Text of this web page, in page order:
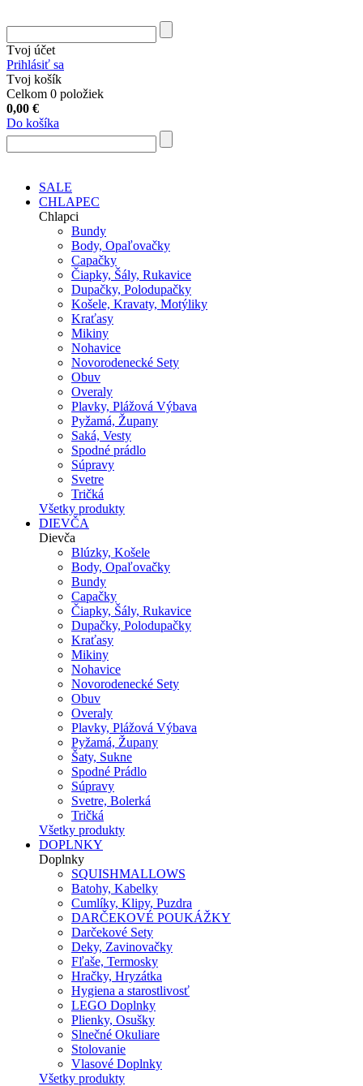
Tvoj účet
Prihlásiť sa
Tvoj košík
Celkom 0 položiek
0,00 €
Do košíka
SALE
CHLAPEC
Chlapci
Bundy
Body, Opaľovačky
Capačky
Čiapky, Šály, Rukavice
Dupačky, Polodupačky
Košele, Kravaty, Motýliky
Kraťasy
Mikiny
Nohavice
Novorodenecké Sety
Obuv
Overaly
Plavky, Plážová Výbava
Pyžamá, Župany
Saká, Vesty
Spodné prádlo
Súpravy
Svetre
Tričká
Všetky produkty
DIEVČA
Dievča
Blúzky, Košele
Body, Opaľovačky
Bundy
Capačky
Čiapky, Šály, Rukavice
Dupačky, Polodupačky
Kraťasy
Mikiny
Nohavice
Novorodenecké Sety
Obuv
Overaly
Plavky, Plážová Výbava
Pyžamá, Župany
Šaty, Sukne
Spodné Prádlo
Súpravy
Svetre, Bolerká
Tričká
Všetky produkty
DOPLNKY
Doplnky
SQUISHMALLOWS
Batohy, Kabelky
Cumlíky, Klipy, Puzdra
DARČEKOVÉ POUKÁŽKY
Darčekové Sety
Deky, Zavinovačky
Fľaše, Termosky
Hračky, Hryzátka
Hygiena a starostlivosť
LEGO Doplnky
Plienky, Osušky
Slnečné Okuliare
Stolovanie
Vlasové Doplnky
Všetky produkty